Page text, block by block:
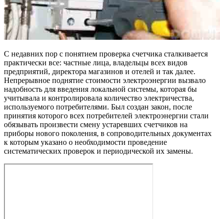
С недавних пор с понятием проверка счетчика сталкивается
практически все: частные лица, владельцы всех видов
предприятий, директора магазинов и отелей и так далее.
Непрерывное поднятие стоимости электроэнергии вызвало
надобность для введения локальной системы, которая бы
учитывала и контролировала количество электричества,
используемого потребителями. Был создан закон, после
принятия которого всех потребителей электроэнергии стали
обязывать произвести смену устаревших счетчиков на
приборы нового поколения, в сопроводительных документах
к которым указано о необходимости проведение
систематических проверок и периодической их замены.